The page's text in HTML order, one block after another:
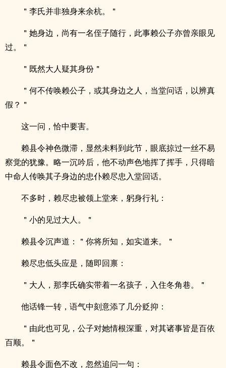
＂李氏并非独身来余杭。＂
＂她身边，尚有一名侄子随行，此事赖公子亦曾亲眼见
过。＂
＂既然大人疑其身份＂
＂何不传唤赖公子，或其身边之人，当堂问话，以辨真
假？＂
这一问，恰中要害。
赖县令神色微滞，显然未料到此节，眼底掠过一丝不易
察觉的犹豫。略一沉吟后，他不动声色地挥了挥手，只得暗
中命人传唤其子身边的忠仆赖尽忠入堂回话。
不多时，赖尽忠被领上堂来，躬身行礼：
＂小的见过大人。＂
赖县令沉声道：＂你将所知，如实道来。＂
赖尽忠低头应是，随即回禀：
＂大人，那李氏确实带着一名孩子，入住冬角巷。＂
他话锋一转，语气中刻意添了几分贬抑：
＂由此也可见，公子对她情根深重，对其诸事皆是百依
百顺。＂
赖县令面色不改，忽然追问一句：